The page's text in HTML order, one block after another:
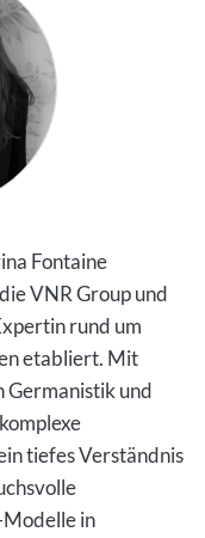
Fontaine
VNR Group und
rund um
etabliert. Mit
Germanistik und
tiefes Verständnis
in